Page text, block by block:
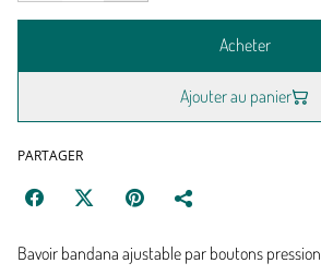
Acheter
Ajouter au panier
PARTAGER
Bavoir bandana ajustable par boutons pression